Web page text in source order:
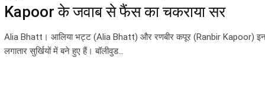
Kapoor के जवाब से फैंस का चकराया सर
Alia Bhatt। आलिया भट्ट (Alia Bhatt) और रणबीर कपूर (Ranbir Kapoor) इन
लगातार सुर्खियों में बने हुए हैं। बॉलीवुड…